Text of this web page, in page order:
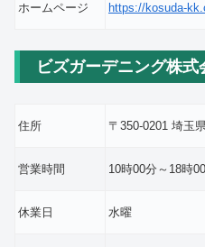
ホームページ https://kosuda-
ビズガーデニング株式
住所 〒350-0201 埼玉
営業時間 10時00分～18時
休業日 水曜